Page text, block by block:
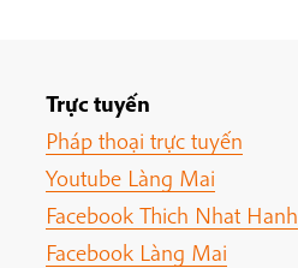
Trực tuyến
Pháp thoại trực tuyến
Youtube Làng Mai
Facebook Thich Nhat Hanh
Facebook Làng Mai